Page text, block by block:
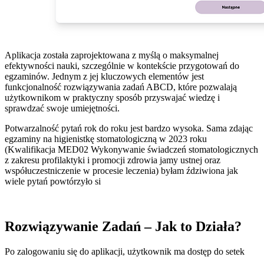
Aplikacja została zaprojektowana z myślą o maksymalnej
efektywności nauki, szczególnie w kontekście przygotowań do
egzaminów. Jednym z jej kluczowych elementów jest
funkcjonalność rozwiązywania zadań ABCD, które pozwalają
użytkownikom w praktyczny sposób przyswajać wiedzę i
sprawdzać swoje umiejętności.
Potwarzalność pytań rok do roku jest bardzo wysoka. Sama zdając
egzaminy na higienistkę stomatologiczną w 2023 roku
(Kwalifikacja MED02 Wykonywanie świadczeń stomatologicznych
z zakresu profilaktyki i promocji zdrowia jamy ustnej oraz
współuczestniczenie w procesie leczenia) byłam ździwiona jak
wiele pytań powtórzyło si
Rozwiązywanie Zadań – Jak to Działa?
Po zalogowaniu się do aplikacji, użytkownik ma dostęp do setek